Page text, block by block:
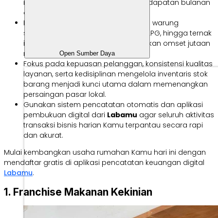
Open Sumber Daya
ingin mendapatkan tambahan pendapatan bulanan
dengan modal minim.
Berbagai ide bisnis potensial seperti warung
sembako, laundry kiloan, agen gas LPG, hingga ternak
ikan lele terbukti mampu menghasilkan omset jutaan
rupiah per bulan.
Fokus pada kepuasan pelanggan, konsistensi kualitas
layanan, serta kedisiplinan mengelola inventaris stok
barang menjadi kunci utama dalam memenangkan
persaingan pasar lokal.
Gunakan sistem pencatatan otomatis dan aplikasi
pembukuan digital dari Labamu agar seluruh aktivitas
transaksi bisnis harian Kamu terpantau secara rapi
dan akurat.
Mulai kembangkan usaha rumahan Kamu hari ini dengan
mendaftar gratis di aplikasi pencatatan keuangan digital
Labamu.
1. Franchise Makanan Kekinian